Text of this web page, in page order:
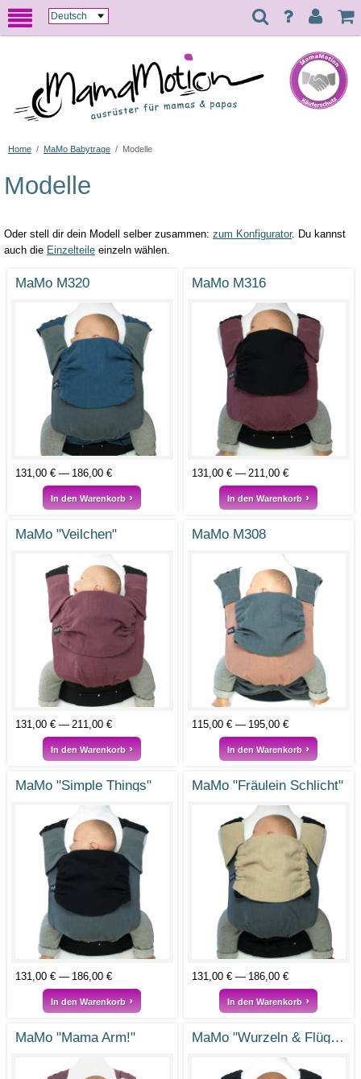
Home / MaMo Babytrage / Modelle
Modelle
Oder stell dir dein Modell selber zusammen: zum Konfigurator. Du kannst
auch die Einzelteile einzeln wählen.
MaMo M320
131,00 € 186,00 €
In den Warenkorb
MaMo M316
131,00 € 211,00 €
In den Warenkorb
MaMo "Veilchen"
131,00 € 211,00 €
In den Warenkorb
MaMo M308
115,00 € 195,00 €
In den Warenkorb
MaMo "Simple Things"
131,00 € 186,00 €
In den Warenkorb
MaMo "Fräulein Schlicht"
131,00 € 186,00 €
In den Warenkorb
MaMo "Mama Arm!" MaMo "Wurzeln & Flügel"